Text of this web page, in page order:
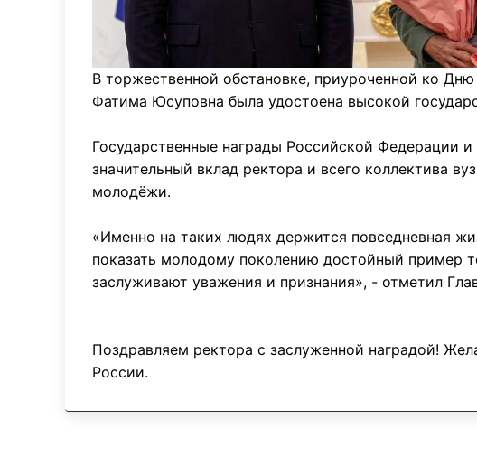
В торжественной обстановке, приуроченной ко
Фатима Юсуповна была удостоена высокой
Государственные награды Российской Федерации
значительный вклад ректора и всего коллектива
молодёжи.
«Именно на таких людях держится повседневная
показать молодому поколению достойный пример
заслуживают уважения и признания», - отметил
Поздравляем ректора с заслуженной наградой!
России.